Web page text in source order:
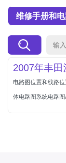
北京越野车
北汽制造
维修手册和电
2007年丰
电路图位置和线路
体电路图系统电路